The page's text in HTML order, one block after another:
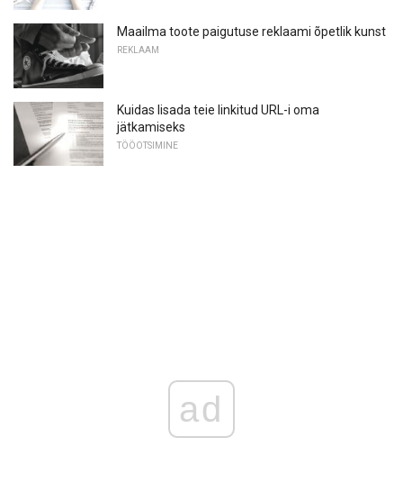
Maailma toote paigutuse reklaami õpetlik kunst
REKLAAM
Kuidas lisada teie linkitud URL-i oma
jätkamiseks
TÖÖOTSIMINE
ad